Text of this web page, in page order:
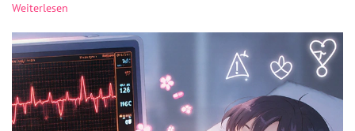
Weiterlesen